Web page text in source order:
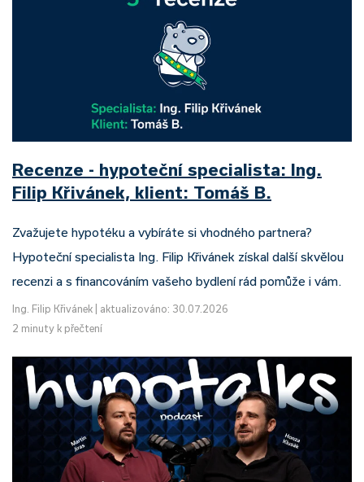
Recenze - hypoteční specialista: Ing.
Filip Křivánek, klient: Tomáš B.
Zvažujete hypotéku a vybíráte si vhodného partnera?
Hypoteční specialista Ing. Filip Křivánek získal další skvělou
recenzi a s financováním vašeho bydlení rád pomůže i vám.
Ing. Filip Křivánek
aktualizováno: 30.07.2026
2 minuty k přečtení